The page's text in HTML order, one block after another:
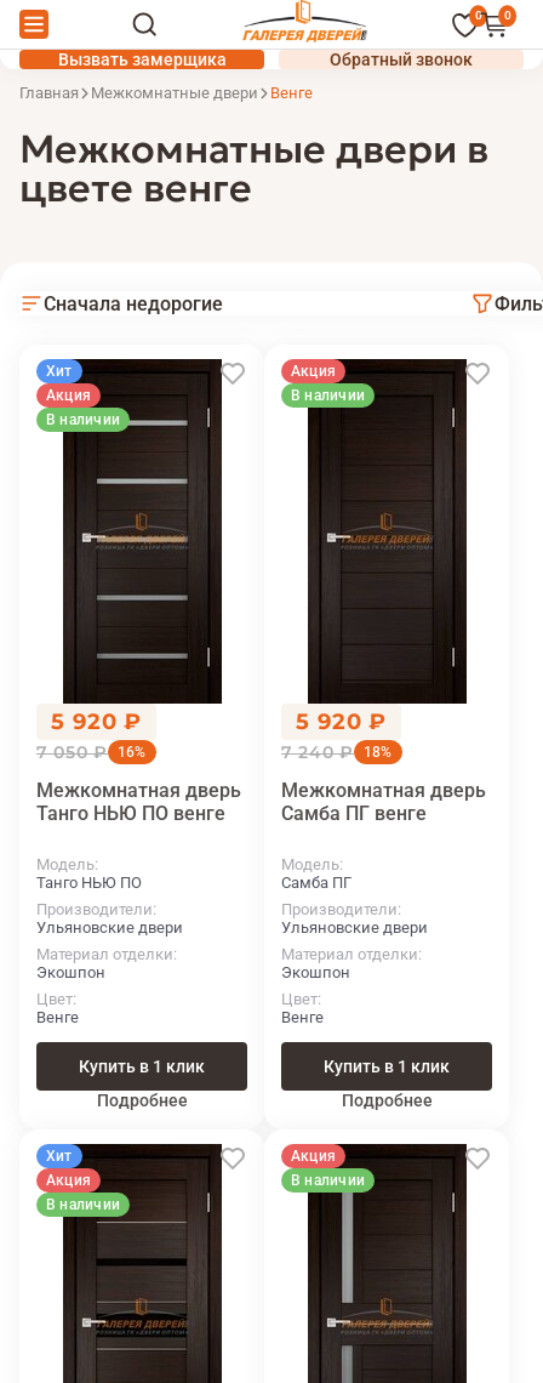
0 0
Вызвать замерщика Обратный звонок
Главная Межкомнатные двери Венге
Межкомнатные двери в
цвете венге
Сначала недорогие
Хит
Акция
В наличии
5 920 ₽
7 050 ₽ 16%
Межкомнатная дверь
Танго НЬЮ ПО венге
Модель
Танго НЬЮ ПО
Производители
Ульяновские двери
Материал отделки
Экошпон
Цвет
Венге
Купить в 1 клик
Подробнее
Акция
В наличии
5 920 ₽
7 240 ₽ 18%
Межкомнатная дверь
Самба ПГ венге
Модель
Самба ПГ
Производители
Ульяновские двери
Материал отделки
Экошпон
Цвет
Венге
Купить в 1 клик
Подробнее
Хит
Акция
В наличии
Акция
В наличии